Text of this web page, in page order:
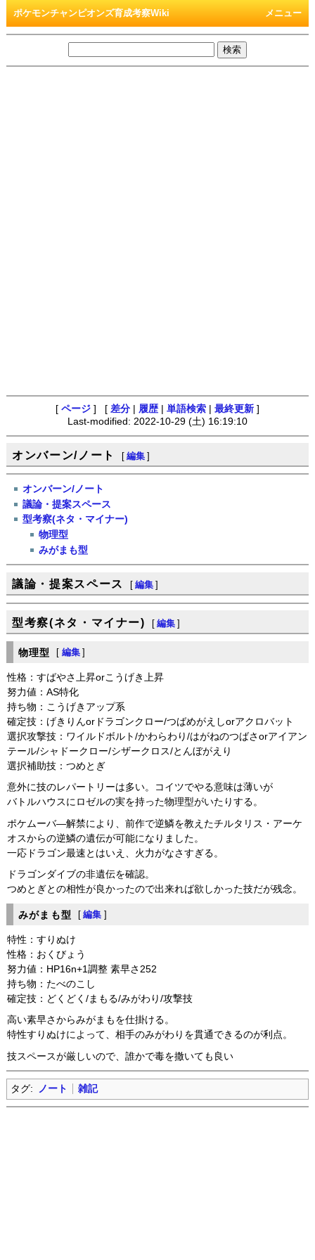
メニュー
ポケモンチャンピオンズ育成考察Wiki
[ ページ ] [ 差分 履歴 単語検索 最終更新 ]
Last-modified: 2022-10-29 (土) 16:19:10
オンバーン/ノート [ 編集 ]
オンバーン/ノート
議論・提案スペース
型考察(ネタ・マイナー)
物理型
みがまも型
議論・提案スペース [ 編集 ]
型考察(ネタ・マイナー) [ 編集 ]
物理型 [ 編集 ]
性格：すばやさ上昇orこうげき上昇
努力値：AS特化
持ち物：こうげきアップ系
確定技：げきりんorドラゴンクロー/つばめがえしorアクロバット
選択攻撃技：ワイルドボルト/かわらわり/はがねのつばさorアイアン
テール/シャドークロー/シザークロス/とんぼがえり
選択補助技：つめとぎ
意外に技のレパートリーは多い。コイツでやる意味は薄いが
バトルハウスにロゼルの実を持った物理型がいたりする。
ポケムーバ―解禁により、前作で逆鱗を教えたチルタリス・アーケ
オスからの逆鱗の遺伝が可能になりました。
一応ドラゴン最速とはいえ、火力がなさすぎる。
ドラゴンダイブの非遺伝を確認。
つめとぎとの相性が良かったので出来れば欲しかった技だが残念。
みがまも型 [ 編集 ]
特性：すりぬけ
性格：おくびょう
努力値：HP16n+1調整 素早さ252
持ち物：たべのこし
確定技：どくどく/まもる/みがわり/攻撃技
高い素早さからみがまもを仕掛ける。
特性すりぬけによって、相手のみがわりを貫通できるのが利点。
技スペースが厳しいので、誰かで毒を撒いても良い
タグ: ノート 雑記